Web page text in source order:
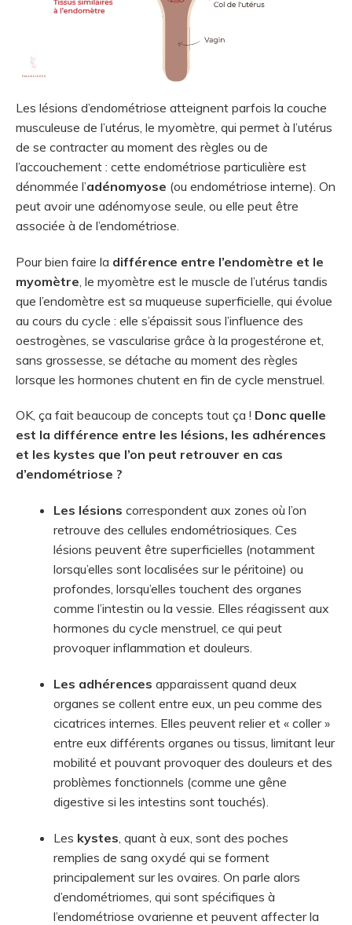
Les lésions d’endométriose atteignent parfois la couche
musculeuse de l’utérus, le myomètre, qui permet à l’utérus
de se contracter au moment des règles ou de
l’accouchement : cette endométriose particulière est
dénommée l’adénomyose (ou endométriose interne). On
peut avoir une adénomyose seule, ou elle peut être
associée à de l’endométriose.
Pour bien faire la différence entre l’endomètre et le
myomètre , le myomètre est le muscle de l’utérus tandis
que l’endomètre est sa muqueuse superficielle, qui évolue
au cours du cycle : elle s’épaissit sous l’influence des
oestrogènes, se vascularise grâce à la progestérone et,
sans grossesse, se détache au moment des règles
lorsque les hormones chutent en fin de cycle menstruel.
OK, ça fait beaucoup de concepts tout ça ! Donc quelle
est la différence entre les lésions, les adhérences
et les kystes que l’on peut retrouver en cas
d’endométriose ?
Les lésions correspondent aux zones où l’on
retrouve des cellules endométriosiques. Ces
lésions peuvent être superficielles (notamment
lorsqu’elles sont localisées sur le péritoine) ou
profondes, lorsqu’elles touchent des organes
comme l’intestin ou la vessie. Elles réagissent aux
hormones du cycle menstruel, ce qui peut
provoquer inflammation et douleurs.
Les adhérences apparaissent quand deux
organes se collent entre eux, un peu comme des
cicatrices internes. Elles peuvent relier et « coller »
entre eux différents organes ou tissus, limitant leur
mobilité et pouvant provoquer des douleurs et des
problèmes fonctionnels (comme une gêne
digestive si les intestins sont touchés).
Les kystes , quant à eux, sont des poches
remplies de sang oxydé qui se forment
principalement sur les ovaires. On parle alors
d’endométriomes, qui sont spécifiques à
l’endométriose ovarienne et peuvent affecter la